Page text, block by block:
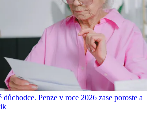
Penze v roce 2026 zase poroste a